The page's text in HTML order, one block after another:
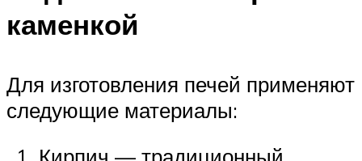
каменкой
Для изготовления печей применяют
следующие материалы: